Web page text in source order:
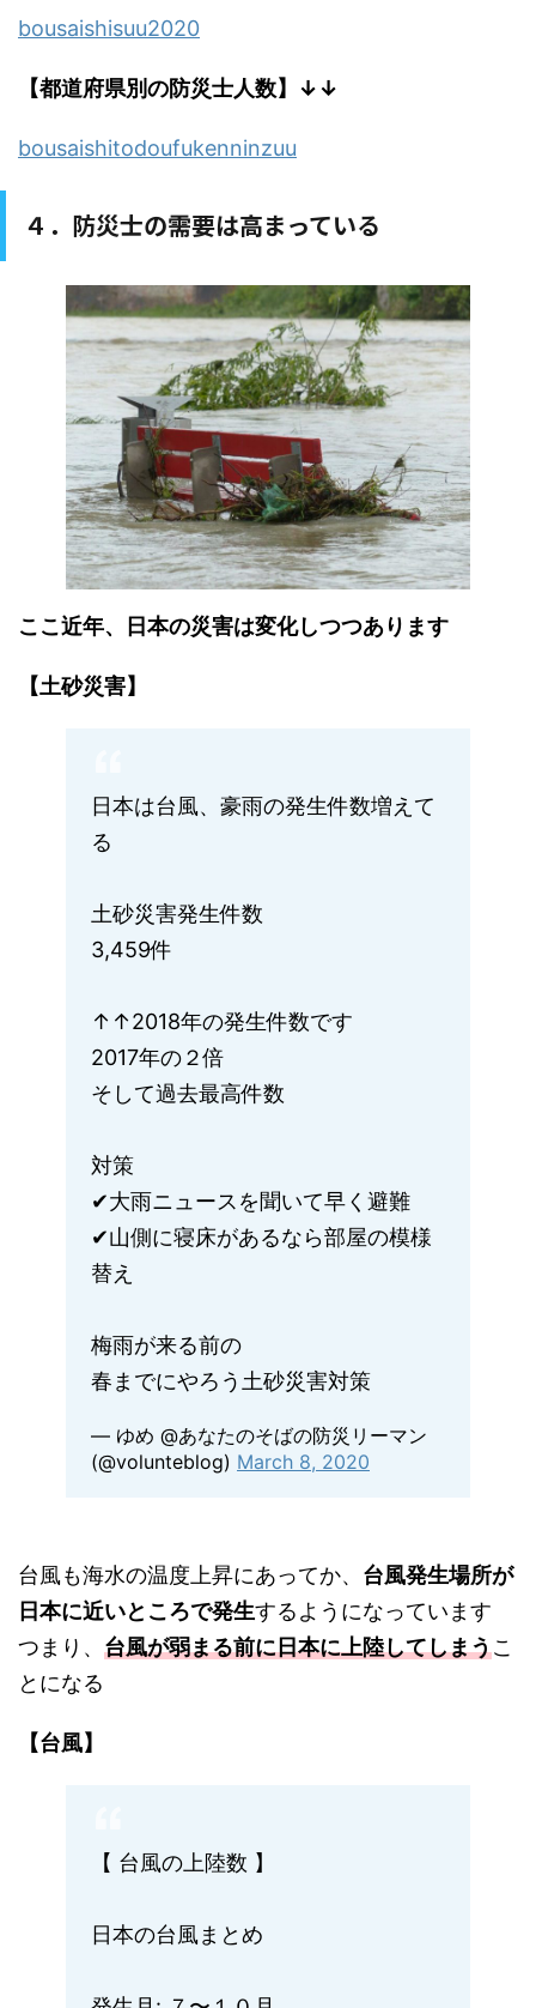
bousaishisuu2020
【都道府県別の防災士人数】↓↓
bousaishitodoufukenninzuu
４．防災士の需要は高まっている
ここ近年、日本の災害は変化しつつあります
【土砂災害】
日本は台風、豪雨の発生件数増えて
る
土砂災害発生件数
3,459件
↑↑2018年の発生件数です
2017年の２倍
そして過去最高件数
対策
✔︎大雨ニュースを聞いて早く避難
✔︎山側に寝床があるなら部屋の模様
替え
梅雨が来る前の
春までにやろう土砂災害対策
— ゆめ @あなたのそばの防災リーマン
(@volunteblog) March 8, 2020
台風も海水の温度上昇にあってか、 台風発生場所が
日本に近いところで発生するようになっています
つまり、 台風が弱まる前に日本に上陸してしまうこ
とになる
【台風】
【 台風の上陸数 】
日本の台風まとめ